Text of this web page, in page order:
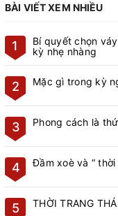
BÀI VIẾT XEM NHIỀU
1
Bí quyết chọn
kỳ nhẹ nhàng
2 Mặc gì trong kỳ
3 Phong cách là
4 Đầm xoè và “
5 THỜI TRANG